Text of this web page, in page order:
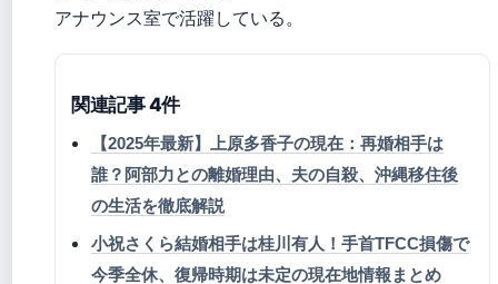
アナウンス室で活躍している。
関連記事 4件
【2025年最新】上原多香子の現在：再婚相手は
誰？阿部力との離婚理由、夫の自殺、沖縄移住後
の生活を徹底解説
小祝さくら結婚相手は桂川有人！手首TFCC損傷で
今季全休、復帰時期は未定の現在地情報まとめ